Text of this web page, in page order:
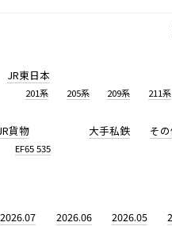
JR東日本
201系 205系 209系 211系
貨物
EF65 535
大手私鉄 そ
2026.07 2026.06 2026.05